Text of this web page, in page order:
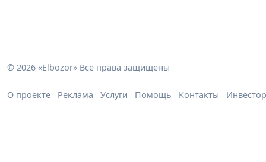
© 2026 «Elbozor» Все права защищены
О проекте Реклама Услуги Помощь Контакты